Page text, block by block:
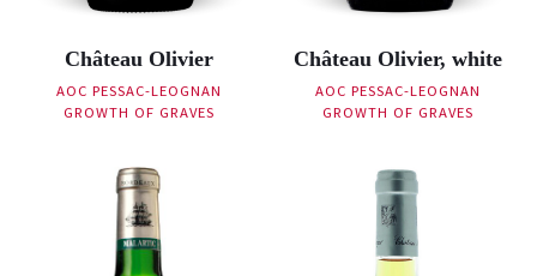
Château Olivier
AOC PESSAC-LEOGNAN
GROWTH OF GRAVES
Château Olivier, white
AOC PESSAC-LEOGNAN
GROWTH OF GRAVES